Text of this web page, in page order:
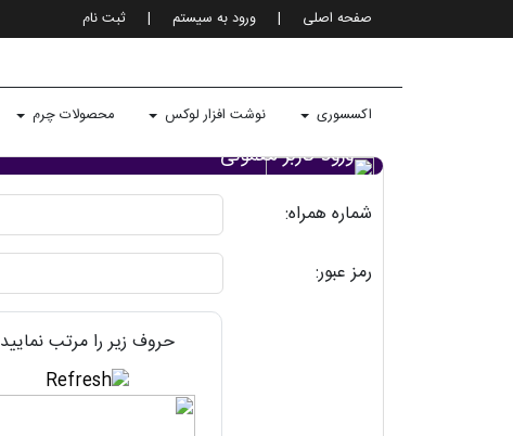
صفحه اصلی | ورود به سيستم | ثبت نام
اکسسوری نوشت افزار لوکس محصولات چرم
ورود کاربر معمولی
شماره همراه:
رمز عبور:
حروف زیر را مرتب نمایید